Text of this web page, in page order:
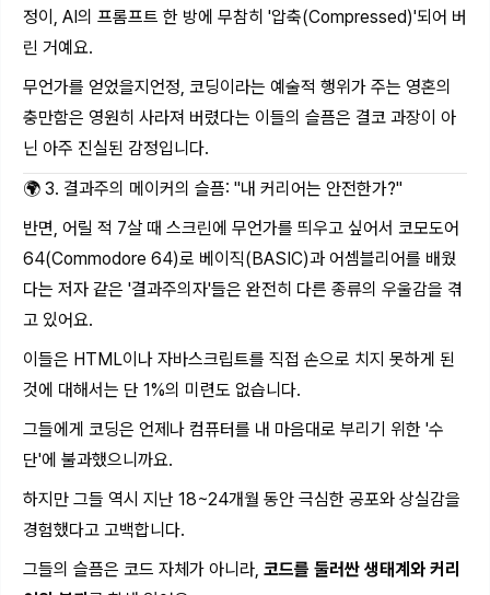
정이, AI의 프롬프트 한 방에 무참히 '압축(Compressed)'되어 버
린 거예요.
무언가를 얻었을지언정, 코딩이라는 예술적 행위가 주는 영혼의
충만함은 영원히 사라져 버렸다는 이들의 슬픔은 결코 과장이 아
닌 아주 진실된 감정입니다.
🌍 3. 결과주의 메이커의 슬픔: "내 커리어는 안전한가?"
반면, 어릴 적 7살 때 스크린에 무언가를 띄우고 싶어서 코모도어
64(Commodore 64)로 베이직(BASIC)과 어셈블리어를 배웠
다는 저자 같은 '결과주의자'들은 완전히 다른 종류의 우울감을 겪
고 있어요.
이들은 HTML이나 자바스크립트를 직접 손으로 치지 못하게 된
것에 대해서는 단 1%의 미련도 없습니다.
그들에게 코딩은 언제나 컴퓨터를 내 마음대로 부리기 위한 '수
단'에 불과했으니까요.
하지만 그들 역시 지난 18~24개월 동안 극심한 공포와 상실감을
경험했다고 고백합니다.
그들의 슬픔은 코드 자체가 아니라, 코드를 둘러싼 생태계와 커리